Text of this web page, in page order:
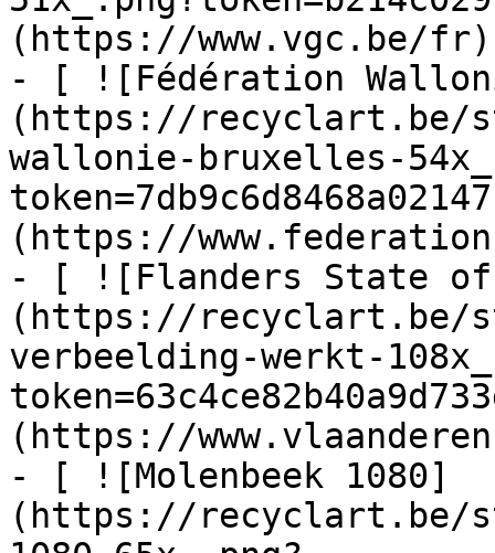
(https://www.vgc.be/fr)
- [ ![Fédération
(https://recyclart.be/
wallonie-bruxelles-
(https://
- [ ![Flanders State
(https://recyclart.be/
verbeelding-werkt-
(https://
- [ ![Molenbeek 1080]
(https://recyclart.be/